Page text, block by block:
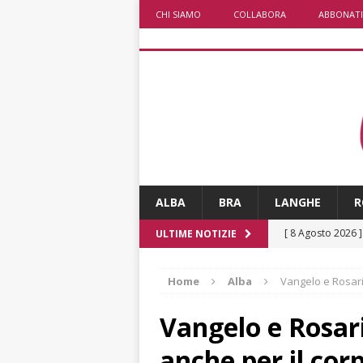
CHI SIAMO COLLABORA ABBONATI
ALBA BRA LANGHE
ULTIME NOTIZIE [ 8 Agosto 2026 ]
[ 8 Agosto 2026 ]
paese attivo
Home Alba Vangelo e
Vangelo e